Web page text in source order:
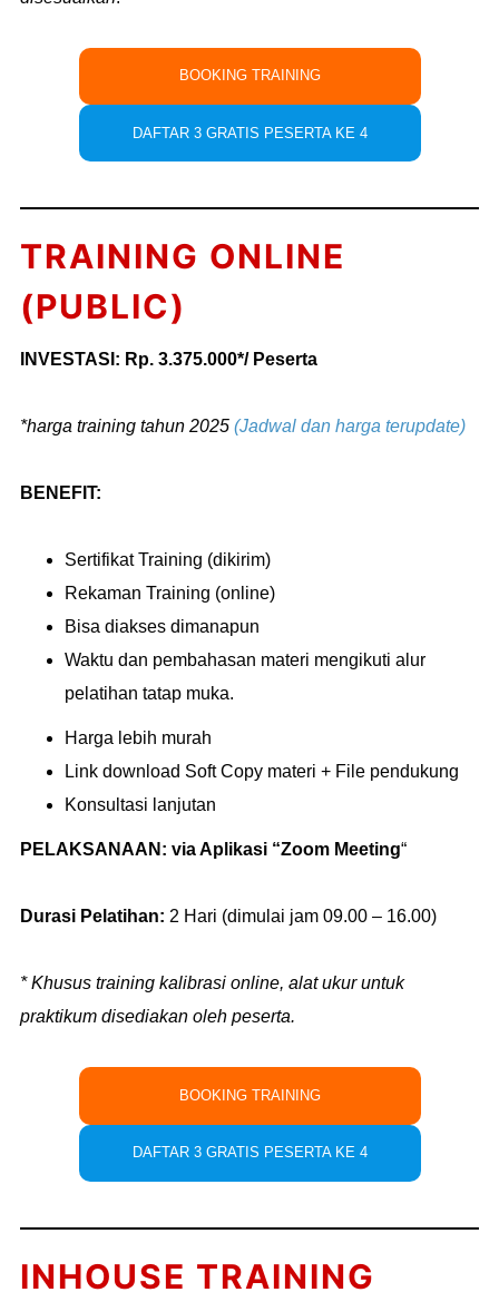
BOOKING TRAINING
DAFTAR 3 GRATIS PESERTA KE 4
TRAINING ONLINE
(PUBLIC)
INVESTASI: Rp. 3.375.000*/ Peserta
*harga training tahun 2025 (Jadwal dan harga terupdate)
BENEFIT:
Sertifikat Training (dikirim)
Rekaman Training (online)
Bisa diakses dimanapun
Waktu dan pembahasan materi mengikuti alur
pelatihan tatap muka.
Harga lebih murah
Link download Soft Copy materi + File pendukung
Konsultasi lanjutan
PELAKSANAAN: via Aplikasi “Zoom Meeting“
Durasi Pelatihan: 2 Hari (dimulai jam 09.00 – 16.00)
* Khusus training kalibrasi online, alat ukur untuk
praktikum disediakan oleh peserta.
BOOKING TRAINING
DAFTAR 3 GRATIS PESERTA KE 4
INHOUSE TRAINING